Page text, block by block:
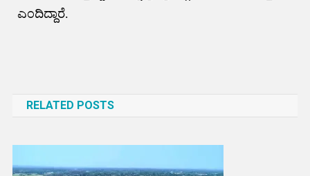
ಎಂದಿದ್ದಾರೆ.
RELATED POSTS